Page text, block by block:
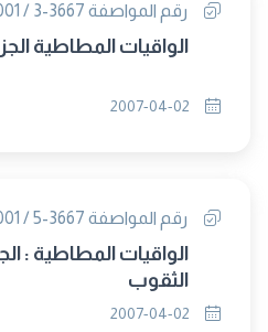
رقم المواصفة 3667-3 / 2001
الواقيات المطاطية الجزء الثالث : تحديد العرض
رقم المواصفة 3667-5 / 2001
الواقيات المطاطية :
الثقوب